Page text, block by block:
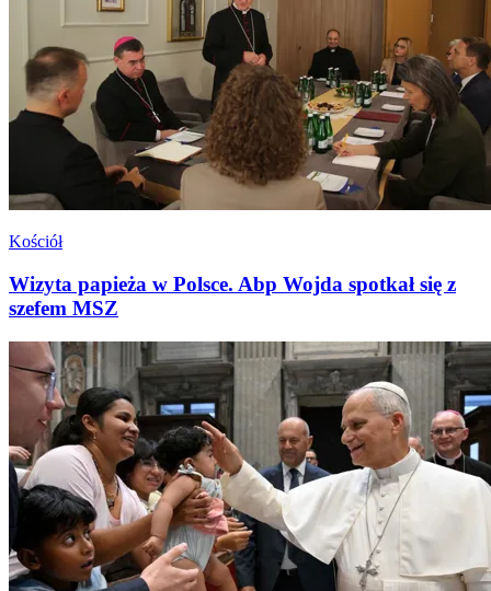
Kościół
Wizyta papieża w Polsce. Abp Wojda spotkał się z
szefem MSZ